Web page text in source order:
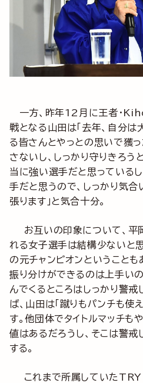
一方、昨年12月に王者・
戦となる山田は「去年、自分
る皆さんとやっとの思いで獲
さないし、しっかり守りきろう
当に強い選手だと思っている
手だと思うので、しっかり気
張ります」と気合十分。
お互いの印象について、平
れる女子選手は結構少ないと
の元チャンピオンということも
振り分けができるのは上手い
んでくるところはしっかり警戒
ば、山田は「蹴りもパンチも使
す。他団体でタイトルマッチ
値はあるだろうし、そこは警戒
する。
これまで所属していたTRY